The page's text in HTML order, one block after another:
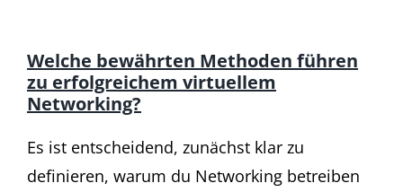
Welche bewährten Methoden führen
zu erfolgreichem virtuellem
Networking?
Es ist entscheidend, zunächst klar zu
definieren, warum du Networking betreiben